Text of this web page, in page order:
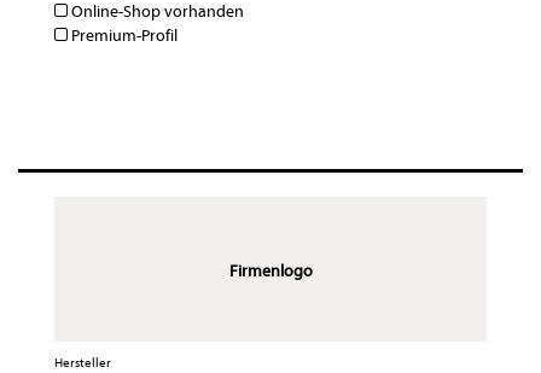
Online-Shop vorhanden
Premium-Profil
Firmenlogo
Hersteller